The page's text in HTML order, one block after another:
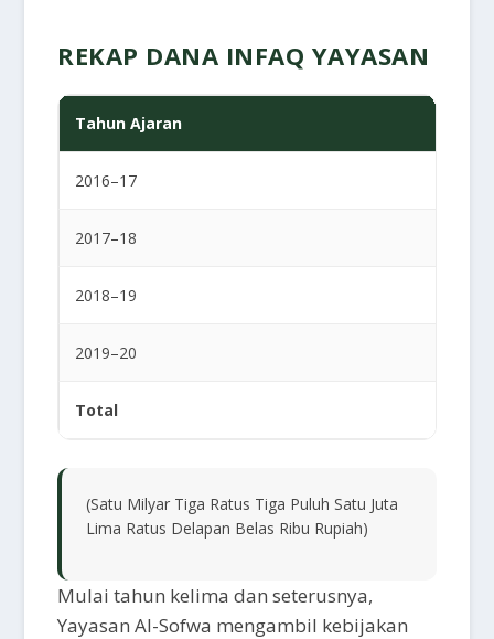
REKAP DANA INFAQ YAYASAN
Tahun Ajaran
2016–17
2017–18
2018–19
2019–20
Total
(Satu Milyar Tiga Ratus Tiga Puluh Satu Juta
Lima Ratus Delapan Belas Ribu Rupiah)
Mulai tahun kelima dan seterusnya,
Yayasan Al-Sofwa mengambil kebijakan